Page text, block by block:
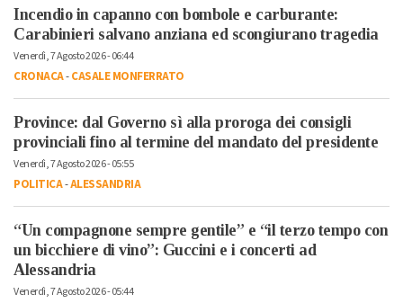
Incendio in capanno con bombole e carburante:
Carabinieri salvano anziana ed scongiurano tragedia
Venerdì, 7 Agosto 2026 - 06:44
CRONACA-CASALE MONFERRATO
Province: dal Governo sì alla proroga dei consigli
provinciali fino al termine del mandato del presidente
Venerdì, 7 Agosto 2026 - 05:55
POLITICA-ALESSANDRIA
“Un compagnone sempre gentile” e “il terzo tempo con
un bicchiere di vino”: Guccini e i concerti ad
Alessandria
Venerdì, 7 Agosto 2026 - 05:44